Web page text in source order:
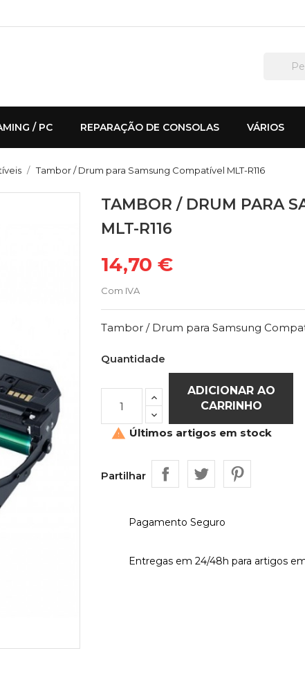
/ PC REPARAÇÃO DE CONSOLAS VÁRIOS
Tambor / Drum para Samsung Compatível MLT-R116
TAMBOR / DRUM PARA
MLT-R116
14,70 €
Com IVA
Tambor / Drum para Samsung
Quantidade
ADICIONAR AO
CARRINHO
 Últimos artigos em stock
Partilhar
Pagamento Seguro
Entregas em 24/48h para artigos